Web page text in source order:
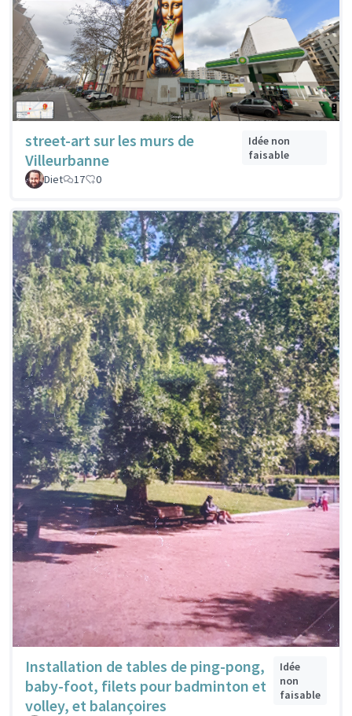
street-art sur les murs de
Villeurbanne
Idée non
faisable
Diet
17 0
Installation de tables de ping-pong,
baby-foot, filets pour badminton et
volley, et balançoires
Idée
non
faisable